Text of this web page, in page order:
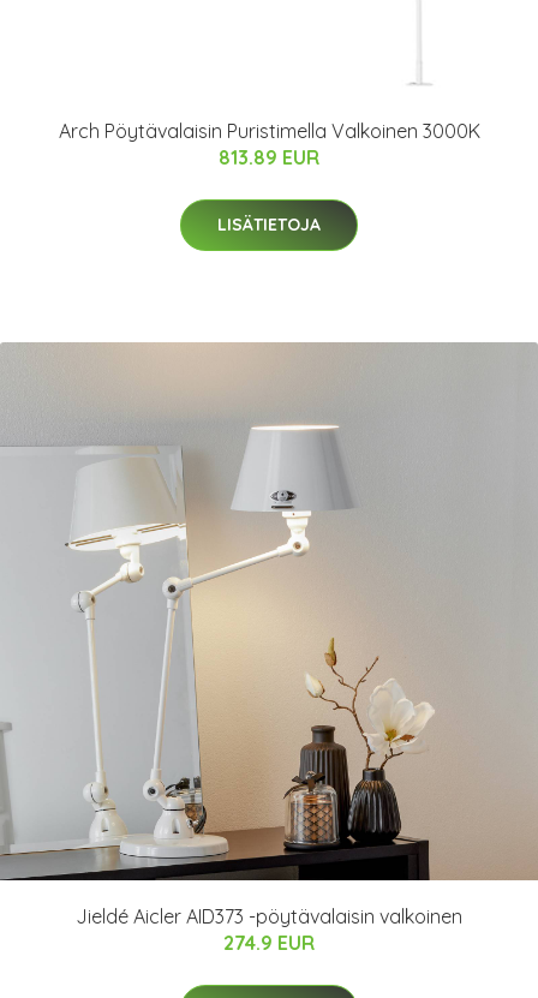
Arch Pöytävalaisin Puristimella Valkoinen 3000K
813.89 EUR
LISÄTIETOJA
Jieldé Aicler AID373 -pöytävalaisin valkoinen
274.9 EUR